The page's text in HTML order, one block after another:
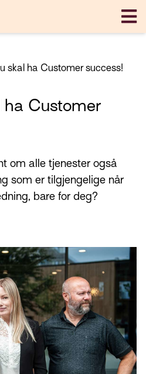
skal ha Customer success!
ha Customer
om alle tjenester også
som er tilgjengelige når
bare for deg?